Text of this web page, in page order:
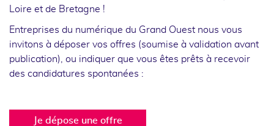
Loire et de Bretagne !
Entreprises du numérique du Grand Ouest nous vous
invitons à déposer vos offres (soumise à validation avant
publication), ou indiquer que vous êtes prêts à recevoir
des candidatures spontanées :
Je dépose une offre